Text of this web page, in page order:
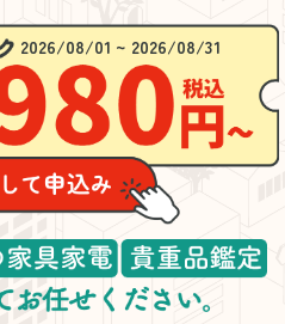
2026/08/01 ~ 2026/08/31